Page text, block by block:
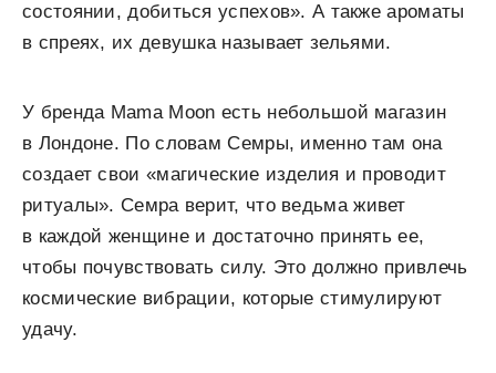
состоянии, добиться успехов». А также ароматы
в спреях, их девушка называет зельями.
У бренда Mama Moon есть небольшой магазин
в Лондоне. По словам Семры, именно там она
создает свои «магические изделия и проводит
ритуалы». Семра верит, что ведьма живет
в каждой женщине и достаточно принять ее,
чтобы почувствовать силу. Это должно привлечь
космические вибрации, которые стимулируют
удачу.